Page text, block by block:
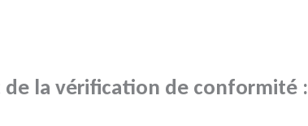
de la vérification de conformité :